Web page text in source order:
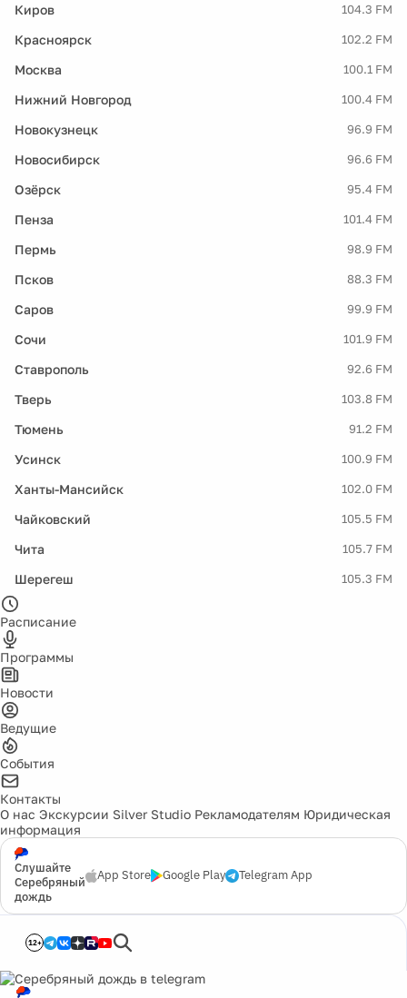
Киров 104.3 FM
Красноярск 102.2 FM
Москва 100.1 FM
Нижний Новгород 100.4 FM
Новокузнецк 96.9 FM
Новосибирск 96.6 FM
Озёрск 95.4 FM
Пенза 101.4 FM
Пермь 98.9 FM
Псков 88.3 FM
Саров 99.9 FM
Сочи 101.9 FM
Ставрополь 92.6 FM
Тверь 103.8 FM
Тюмень 91.2 FM
Усинск 100.9 FM
Ханты-Мансийск 102.0 FM
Чайковский 105.5 FM
Чита 105.7 FM
Шерегеш 105.3 FM
Расписание
Программы
Новости
Ведущие
События
Контакты
О нас Экскурсии Silver Studio Рекламодателям Юридическая
информация
Слушайте
Серебряный
дождь
App Store Google Play Telegram App
12+